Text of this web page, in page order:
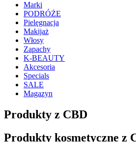
Marki
PODRÓŻE
Pielęgnacja
Makijaż
Włosy
Zapachy
K-BEAUTY
Akcesoria
Specials
SALE
Magazyn
Produkty z CBD
Produkty kosmetyczne z